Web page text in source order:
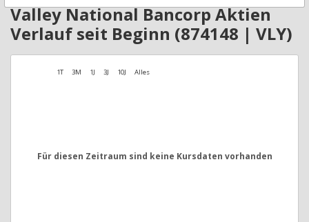
Valley National Bancorp Aktien
Verlauf seit Beginn (874148 | VLY)
1T 3M 1J 3J 10J Alles
Für diesen Zeitraum sind keine Kursdaten vorhanden